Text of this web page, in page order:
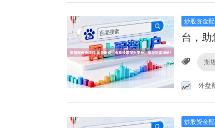
炒股资金
台，助
期
外盘
炒股资金